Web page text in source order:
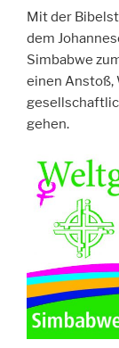
Mit der
dem
Simbabwe
einen Anstoß,
gehen.